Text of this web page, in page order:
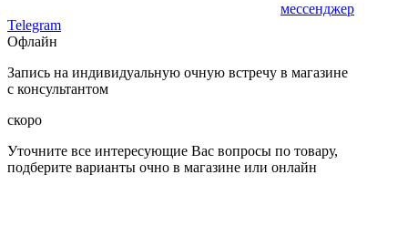
мессенджер
Telegram
Офлайн
Запись на индивидуальную очную встречу в магазине
с консультантом
скоро
Уточните все интересующие Вас вопросы по товару,
подберите варианты очно в магазине или онлайн